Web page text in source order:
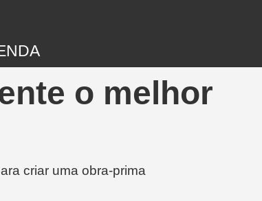
o melhor
criar uma obra-prima